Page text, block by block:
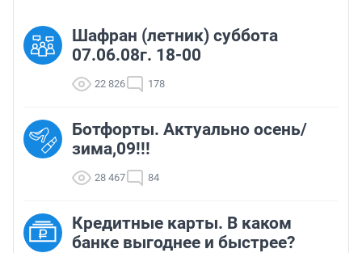
Шафран (летник) суббота
07.06.08г. 18-00
22 826 178
Ботфорты. Актуально осень/
зима,09!!!
28 467 84
Кредитные карты. В каком
банке выгоднее и быстрее?